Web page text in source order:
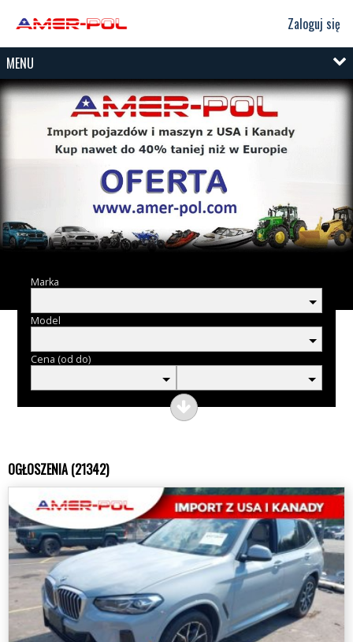
Zaloguj się
MENU
Marka
Model
Cena (od do)
OGŁOSZENIA (21342)